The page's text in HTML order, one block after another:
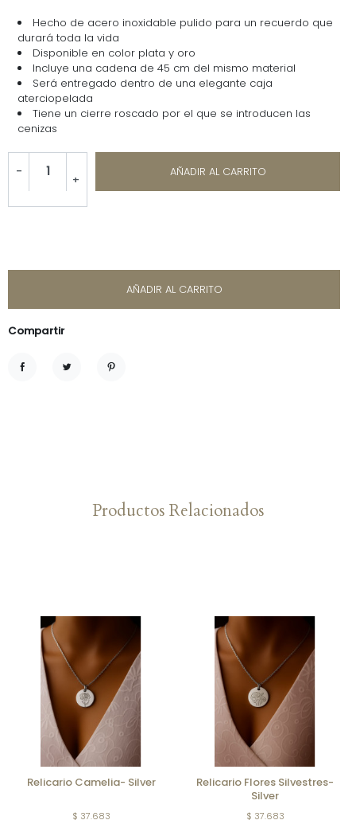
Hecho de acero inoxidable pulido para un recuerdo que
durará toda la vida
Disponible en color plata y oro
Incluye una cadena de 45 cm del mismo material
Será entregado dentro de una elegante caja
aterciopelada
Tiene un cierre roscado por el que se introducen las
cenizas
- +
AÑADIR AL CARRITO
AÑADIR AL CARRITO
Compartir
Productos Relacionados
Relicario Camelia- Silver
$ 37.683
Relicario Flores Silvestres-
Silver
$ 37.683